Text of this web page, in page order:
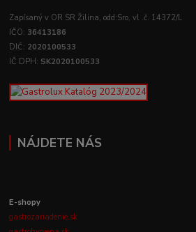
Zapísaný v OR SR Žilina, odd:Sro, vl .č. 14372/L
IČO: 36413186
DIČ: 2020100533
IČ DPH: SK2020100533
NÁJDETE NÁS
E-shopy
gastrozariadenie.sk